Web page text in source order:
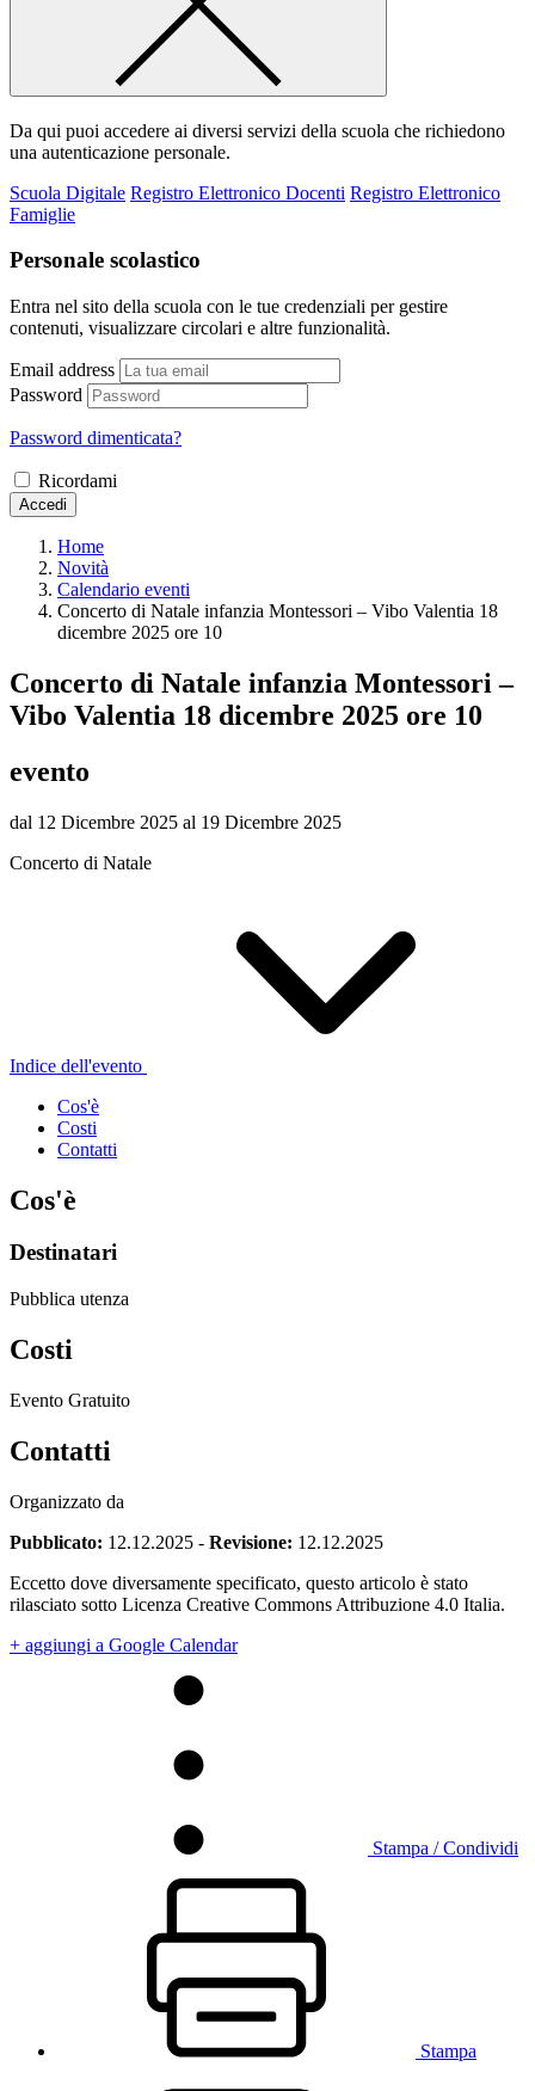
Da qui puoi accedere ai diversi servizi della scuola che richiedono
una autenticazione personale.
Scuola Digitale Registro Elettronico Docenti Registro Elettronico
Famiglie
Personale scolastico
Entra nel sito della scuola con le tue credenziali per gestire
contenuti, visualizzare circolari e altre funzionalità.
Email address
Password
Password dimenticata?
Ricordami
Accedi
Home
Novità
Calendario eventi
Concerto di Natale infanzia Montessori – Vibo Valentia 18
dicembre 2025 ore 10
Concerto di Natale infanzia Montessori –
Vibo Valentia 18 dicembre 2025 ore 10
evento
dal 12 Dicembre 2025 al 19 Dicembre 2025
Concerto di Natale
Indice dell'evento
Cos'è
Costi
Contatti
Cos'è
Destinatari
Pubblica utenza
Costi
Evento Gratuito
Contatti
Organizzato da
Pubblicato: 12.12.2025 - Revisione: 12.12.2025
Eccetto dove diversamente specificato, questo articolo è stato
rilasciato sotto Licenza Creative Commons Attribuzione 4.0 Italia.
+ aggiungi a Google Calendar
Stampa / Condividi
Stampa